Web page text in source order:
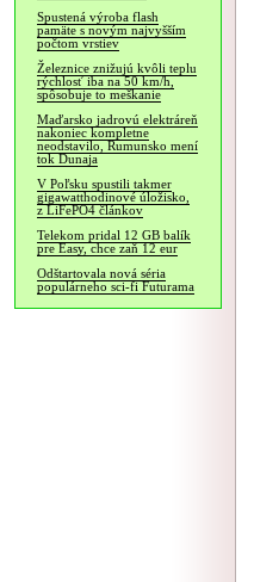
Spustená výroba flash
pamäte s novým najvyšším
počtom vrstiev
Železnice znižujú kvôli teplu
rýchlosť iba na 50 km/h,
spôsobuje to meškanie
Maďarsko jadrovú elektráreň
nakoniec kompletne
neodstavilo, Rumunsko mení
tok Dunaja
V Poľsku spustili takmer
gigawatthodinové úložisko,
z LiFePO4 článkov
Telekom pridal 12 GB balík
pre Easy, chce zaň 12 eur
Odštartovala nová séria
populárneho sci-fi Futurama